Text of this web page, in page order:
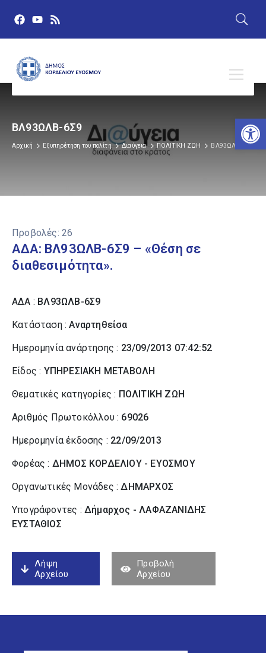
ΒΛ93ΩΛΒ-6Σ9
Αρχική Εξυπηρέτηση του πολίτη Διαύγεια ΠΟΛΙΤΙΚΗ ΖΩΗ ΒΛ93ΩΛΒ-6Σ9
Προβολές: 26
ΑΔΑ: ΒΛ93ΩΛΒ-6Σ9 – «Θέση σε
διαθεσιμότητα».
ΑΔΑ : ΒΛ93ΩΛΒ-6Σ9
Κατάσταση :Αναρτηθείσα
Ημερομηνία ανάρτησης : 23/09/2013 07:42:52
Είδος : ΥΠΗΡΕΣΙΑΚΗ ΜΕΤΑΒΟΛΗ
Θεματικές κατηγορίες : ΠΟΛΙΤΙΚΗ ΖΩΗ
Αριθμός Πρωτοκόλλου : 69026
Ημερομηνία έκδοσης : 22/09/2013
Φορέας : ΔΗΜΟΣ ΚΟΡΔΕΛΙΟΥ - ΕΥΟΣΜΟΥ
Οργανωτικές Μονάδες :ΔΗΜΑΡΧΟΣ
Υπογράφοντες : Δήμαρχος - ΛΑΦΑΖΑΝΙΔΗΣ
ΕΥΣΤΑΘΙΟΣ
Λήψη
Αρχείου
Προβολή
Αρχείου